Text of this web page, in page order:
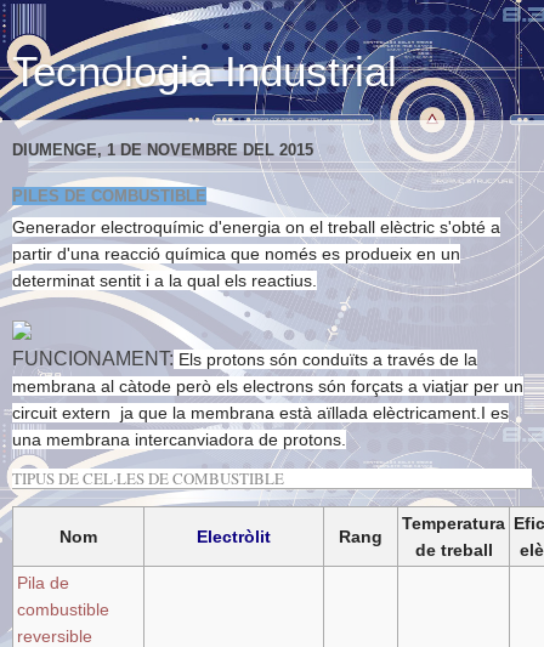
Tecnologia Industrial
DIUMENGE, 1 DE NOVEMBRE DEL 2015
PILES DE COMBUSTIBLE
Generador electroquímic d'energia on el treball elèctric s'obté a
partir d'una reacció química que només es produeix en un
determinat sentit i a la qual els reactius.
FUNCIONAMENT: Els protons són conduïts a través de la
membrana al càtode però els electrons són forçats a viatjar per un
circuit extern ja que la membrana està aïllada elèctricament.I es
una membrana intercanviadora de protons.
TIPUS DE CEL·LES DE COMBUSTIBLE
Nom Electròlit Rang
Temperatura
de treball
Pila de
combustible
reversible